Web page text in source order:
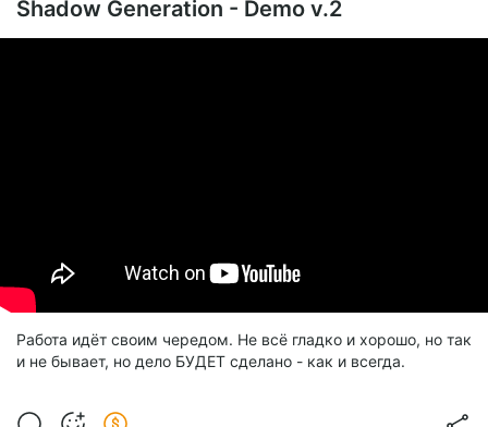
Shadow Generation - Demo v.2
Работа идёт своим чередом. Не всё гладко и хорошо, но так
и не бывает, но дело БУДЕТ сделано - как и всегда.